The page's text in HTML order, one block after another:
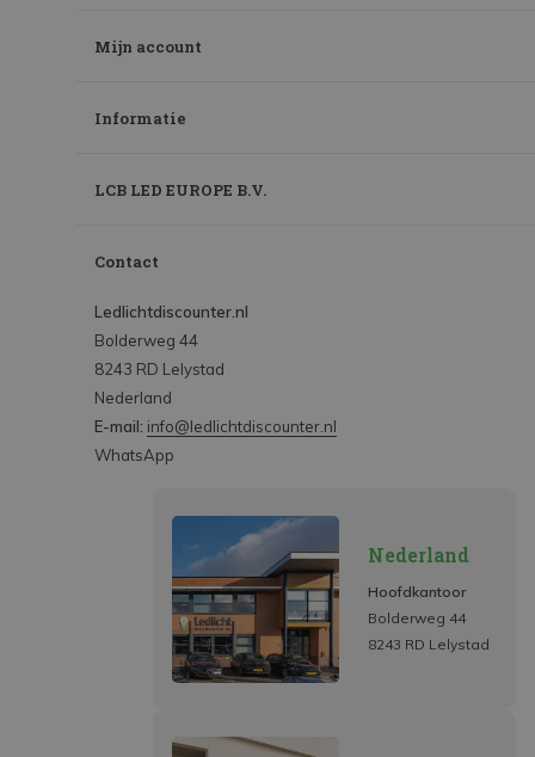
Mijn account
Informatie
LCB LED EUROPE B.V.
Contact
Ledlichtdiscounter.nl
Bolderweg 44
8243 RD Lelystad
Nederland
E-mail: info@ledlichtdiscounter.nl
WhatsApp
Nederland
Hoofdkantoor
Bolderweg 44
8243 RD Lelystad